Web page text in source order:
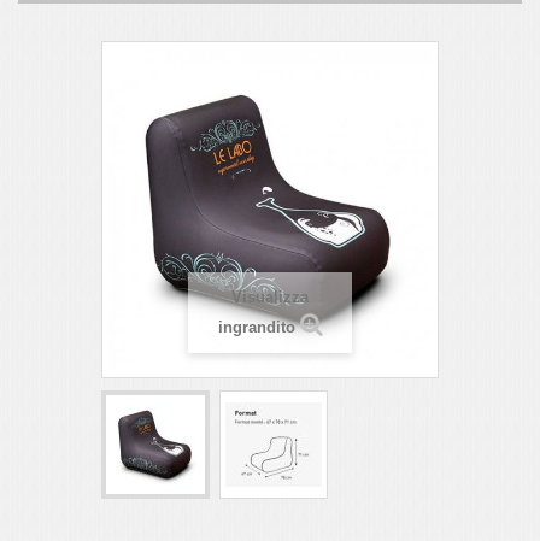
Visualizza
ingrandito